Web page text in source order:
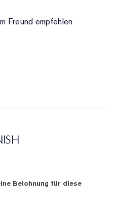
Freund empfehlen
Belohnung für diese